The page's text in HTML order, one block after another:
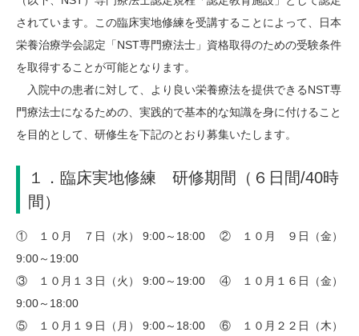
されています。この臨床実地修練を受講することによって、日本
栄養治療学会認定「NST専門療法士」資格取得のための受験条件
を取得することが可能となります。
入院中の患者に対して、より良い栄養療法を提供できるNST専
門療法士になるための、実践的で基本的な知識を身に付けること
を目的として、研修生を下記のとおり募集いたします。
１．臨床実地修練 研修期間（６日間/40時
間）
① １０月 ７日（水） 9:00～18:00 ② １０月 ９日（金）
9:00～19:00
③ １０月１３日（火） 9:00～19:00 ④ １０月１６日（金）
9:00～18:00
⑤ １０月１９日（月） 9:00～18:00 ⑥ １０月２２日（木）